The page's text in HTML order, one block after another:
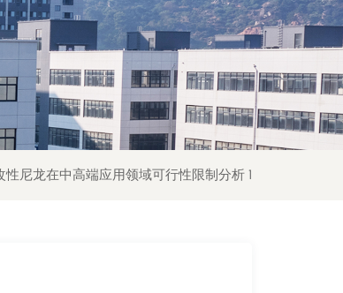
العربية
中文
性尼龙在中高端应用领域可行性限制分析 1